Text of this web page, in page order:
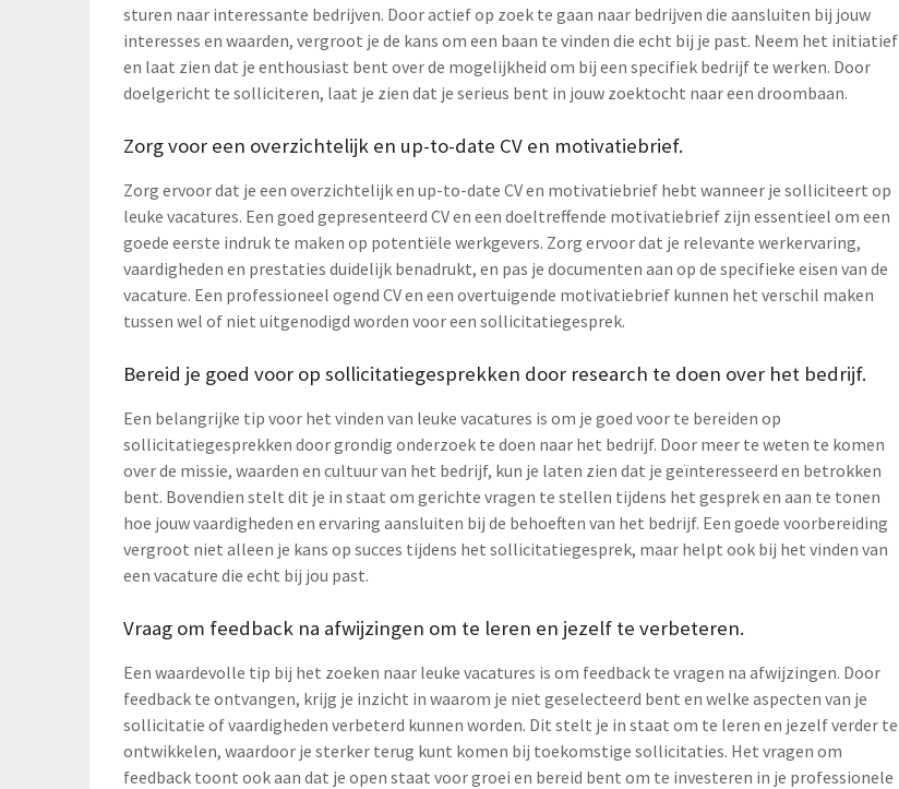
sturen naar interessante bedrijven. Door actief op zoek te gaan naar bedrijven die aansluiten bij jouw
interesses en waarden, vergroot je de kans om een baan te vinden die echt bij je past. Neem het initiatief
en laat zien dat je enthousiast bent over de mogelijkheid om bij een specifiek bedrijf te werken. Door
doelgericht te solliciteren, laat je zien dat je serieus bent in jouw zoektocht naar een droombaan.
Zorg voor een overzichtelijk en up-to-date CV en motivatiebrief.
Zorg ervoor dat je een overzichtelijk en up-to-date CV en motivatiebrief hebt wanneer je solliciteert op
leuke vacatures. Een goed gepresenteerd CV en een doeltreffende motivatiebrief zijn essentieel om een
goede eerste indruk te maken op potentiële werkgevers. Zorg ervoor dat je relevante werkervaring,
vaardigheden en prestaties duidelijk benadrukt, en pas je documenten aan op de specifieke eisen van de
vacature. Een professioneel ogend CV en een overtuigende motivatiebrief kunnen het verschil maken
tussen wel of niet uitgenodigd worden voor een sollicitatiegesprek.
Bereid je goed voor op sollicitatiegesprekken door research te doen over het bedrijf.
Een belangrijke tip voor het vinden van leuke vacatures is om je goed voor te bereiden op
sollicitatiegesprekken door grondig onderzoek te doen naar het bedrijf. Door meer te weten te komen
over de missie, waarden en cultuur van het bedrijf, kun je laten zien dat je geïnteresseerd en betrokken
bent. Bovendien stelt dit je in staat om gerichte vragen te stellen tijdens het gesprek en aan te tonen
hoe jouw vaardigheden en ervaring aansluiten bij de behoeften van het bedrijf. Een goede voorbereiding
vergroot niet alleen je kans op succes tijdens het sollicitatiegesprek, maar helpt ook bij het vinden van
een vacature die echt bij jou past.
Vraag om feedback na afwijzingen om te leren en jezelf te verbeteren.
Een waardevolle tip bij het zoeken naar leuke vacatures is om feedback te vragen na afwijzingen. Door
feedback te ontvangen, krijg je inzicht in waarom je niet geselecteerd bent en welke aspecten van je
sollicitatie of vaardigheden verbeterd kunnen worden. Dit stelt je in staat om te leren en jezelf verder te
ontwikkelen, waardoor je sterker terug kunt komen bij toekomstige sollicitaties. Het vragen om
feedback toont ook aan dat je open staat voor groei en bereid bent om te investeren in je professionele